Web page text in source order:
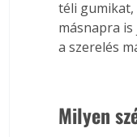
téli gumikat,
másnapra
a szerelés
Milyen